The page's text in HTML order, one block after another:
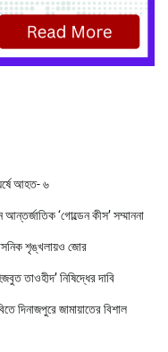
আহত- ৬
‘গোল্ডেন কীস’ সম্মাননা
শৃঙ্খলায়ও জোর
তাওহীদ’ নিষিদ্ধের দাবি
দিনাজপুরে জামায়াতের বিশাল